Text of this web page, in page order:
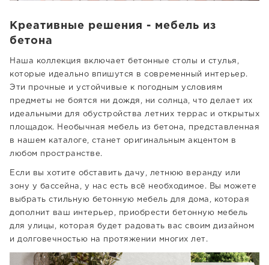
Креативные решения - мебель из
бетона
Наша коллекция включает бетонные столы и стулья,
которые идеально впишутся в современный интерьер.
Эти прочные и устойчивые к погодным условиям
предметы не боятся ни дождя, ни солнца, что делает их
идеальными для обустройства летних террас и открытых
площадок. Необычная мебель из бетона, представленная
в нашем каталоге, станет оригинальным акцентом в
любом пространстве.
Если вы хотите обставить дачу, летнюю веранду или
зону у бассейна, у нас есть всё необходимое. Вы можете
выбрать стильную бетонную мебель для дома, которая
дополнит ваш интерьер, приобрести бетонную мебель
для улицы, которая будет радовать вас своим дизайном
и долговечностью на протяжении многих лет.